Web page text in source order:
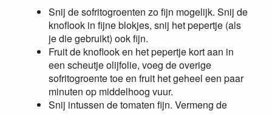
Snij de sofritogroenten zo fijn mogelijk. Snij de
knoflook in fijne blokjes, snij het pepertje (als
je die gebruikt) ook fijn.
Fruit de knoflook en het pepertje kort aan in
een scheutje olijfolie, voeg de overige
sofritogroente toe en fruit het geheel een paar
minuten op middelhoog vuur.
Snij intussen de tomaten fijn. Vermeng de